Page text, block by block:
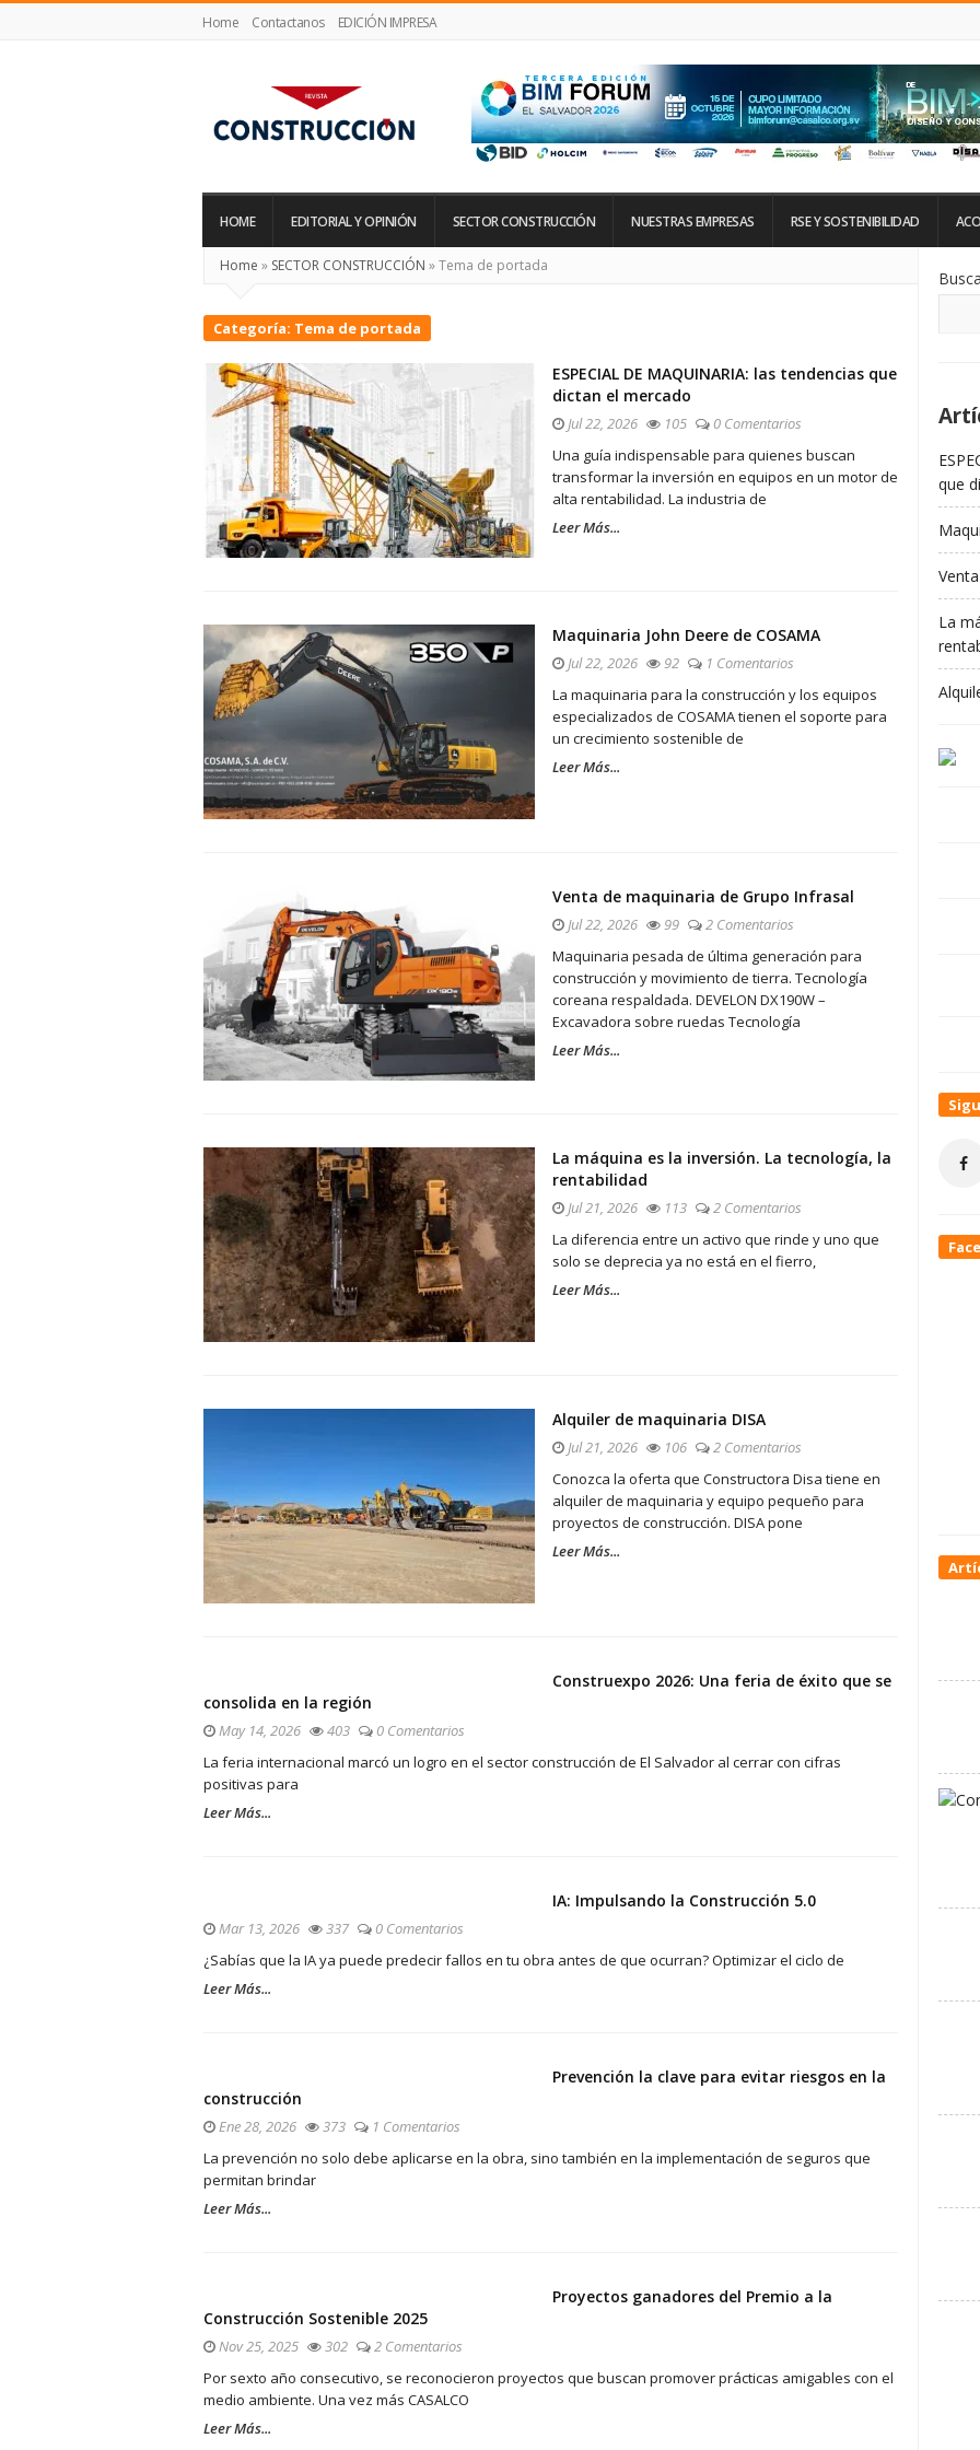
Home Contactanos EDICIÓN IMPRESA
Construcción
HOME EDITORIAL Y OPINIÓN SECTOR CONSTRUCCIÓN NUESTRAS EMPRESAS RSE Y SOSTENIBILIDAD
Home » SECTOR CONSTRUCCIÓN »Tema de portada
Categoría: Tema de portada
ESPECIAL DE MAQUINARIA: las tendencias que
dictan el mercado
Jul 22, 2026 105
0 Comentarios
Una guía indispensable para quienes buscan
transformar la inversión en equipos en un motor de
alta rentabilidad. La industria de
Leer Más...
Maquinaria John Deere de COSAMA
Jul 22, 2026 92
1 Comentarios
La maquinaria para la construcción y los equipos
especializados de COSAMA tienen el soporte para
un crecimiento sostenible de
Leer Más...
Venta de maquinaria de Grupo Infrasal
Jul 22, 2026 99
2 Comentarios
Maquinaria pesada de última generación para
construcción y movimiento de tierra. Tecnología
coreana respaldada. DEVELON DX190W –
Excavadora sobre ruedas Tecnología
Leer Más...
La máquina es la inversión. La tecnología, la
rentabilidad
Jul 21, 2026 113
2 Comentarios
La diferencia entre un activo que rinde y uno que
solo se deprecia ya no está en el fierro,
Leer Más...
Alquiler de maquinaria DISA
Jul 21, 2026 106
2 Comentarios
Conozca la oferta que Constructora Disa tiene en
alquiler de maquinaria y equipo pequeño para
proyectos de construcción. DISA pone
Leer Más...
Construexpo 2026: Una feria de éxito que se
consolida en la región
May 14, 2026 403
0 Comentarios
La feria internacional marcó un logro en el sector construcción de El Salvador al cerrar con cifras
positivas para
Leer Más...
IA: Impulsando la Construcción 5.0
Mar 13, 2026 337
0 Comentarios
¿Sabías que la IA ya puede predecir fallos en tu obra antes de que ocurran? Optimizar el ciclo de
Leer Más...
Prevención la clave para evitar riesgos en la
construcción
Ene 28, 2026 373
1 Comentarios
La prevención no solo debe aplicarse en la obra, sino también en la implementación de seguros que
permitan brindar
Leer Más...
Proyectos ganadores del Premio a la
Construcción Sostenible 2025
Nov 25, 2025 302
2 Comentarios
Por sexto año consecutivo, se reconocieron proyectos que buscan promover prácticas amigables con el
medio ambiente. Una vez más CASALCO
Leer Más...
De
La
que
La